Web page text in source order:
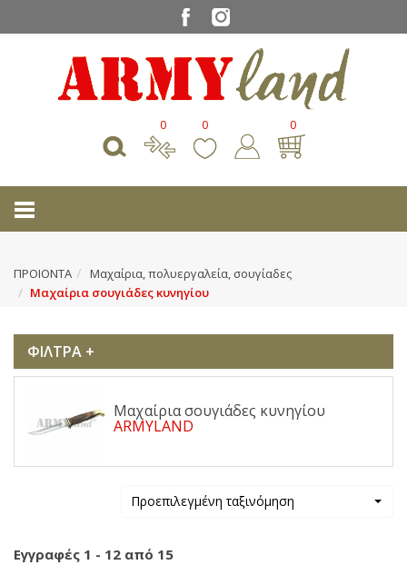
0 0 0
ΠΡΟΙΟΝΤΑ
Μαχαίρια, πολυεργαλεία, σουγίαδες
Μαχαίρια σουγιάδες κυνηγίου
ΦΙΛΤΡΑ +
Μαχαίρια σουγιάδες κυνηγίου
ARMYLAND
Προεπιλεγμένη ταξινόμηση
Εγγραφές 1 - 12 από 15